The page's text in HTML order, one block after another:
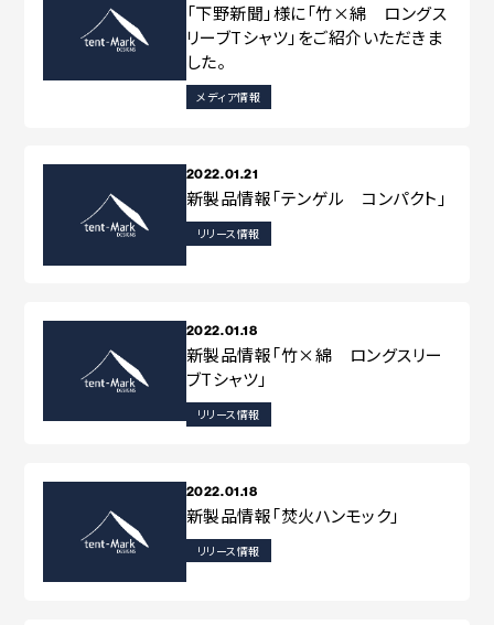
「下野新聞」様に「竹×綿 ロングス
リーブTシャツ」をご紹介いただきま
した。
メディア情報
2022.01.21
新製品情報「テンゲル コンパクト」
リリース情報
2022.01.18
新製品情報「竹×綿 ロングスリー
ブTシャツ」
リリース情報
2022.01.18
新製品情報「焚火ハンモック」
リリース情報